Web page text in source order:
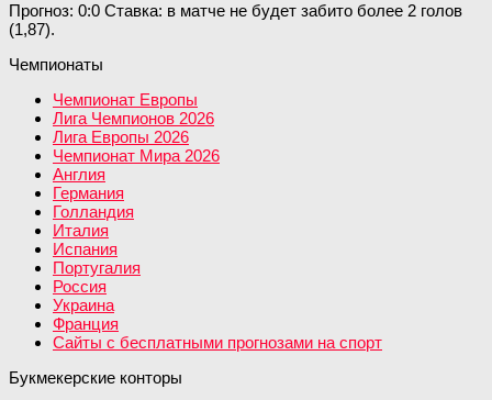
Прогноз: 0:0 Ставка: в матче не будет забито более 2 голов
(1,87).
Чемпионаты
Чемпионат Европы
Лига Чемпионов 2026
Лига Европы 2026
Чемпионат Мира 2026
Англия
Германия
Голландия
Италия
Испания
Португалия
Россия
Украина
Франция
Сайты с бесплатными прогнозами на спорт
Букмекерские конторы